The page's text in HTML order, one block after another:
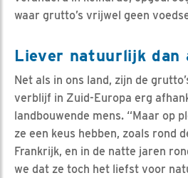
waar grutto’s vrijwel geen
Liever natuurlijk dan
Net als in ons land, zijn de
verblijf in Zuid-Europa erg
landbouwende mens. “Maar op
ze een keus hebben, zoals rond
Frankrijk, en in de natte jaren
we dat ze toch het liefst voor